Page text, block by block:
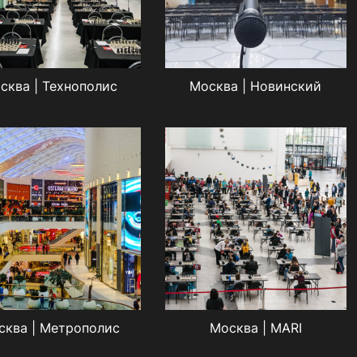
| Технополис Москва | Новинский
| Метрополис Москва | MARI